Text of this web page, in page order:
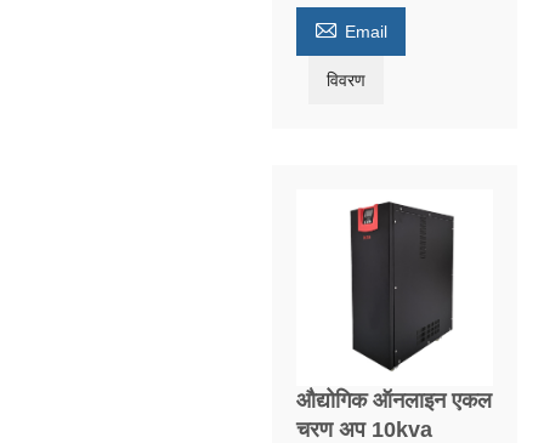
 Email
विवरण
औद्योगिक ऑनलाइन एकल
चरण अप 10kva